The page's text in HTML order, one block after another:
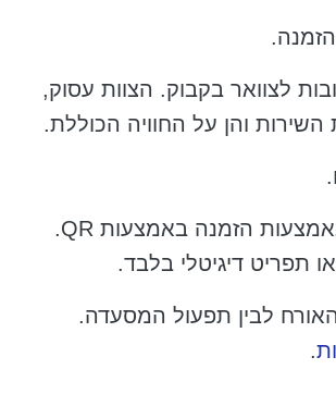
לצוואר בקבוק. הצוות עסוק,
והן על החוויה הכוללת.
אחת הדרכים שבהן מסעדות מתמודדות עם האתגר הזה היא באמצעות הזמנה באמצעות QR.
לבין תפעול המסעדה.
.